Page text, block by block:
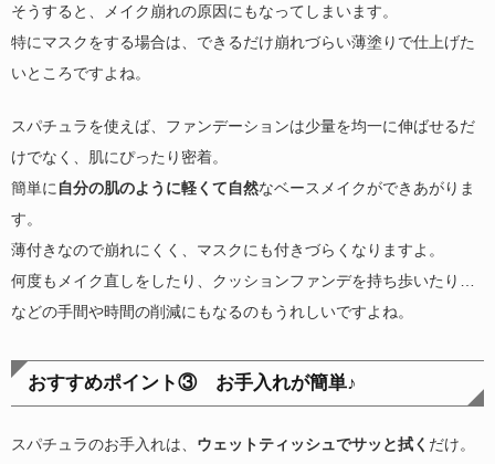
そうすると、メイク崩れの原因にもなってしまいます。
特にマスクをする場合は、できるだけ崩れづらい薄塗りで仕上げた
いところですよね。
スパチュラを使えば、ファンデーションは少量を均一に伸ばせるだ
けでなく、肌にぴったり密着。
簡単に 自分の肌のように軽くて自然なベースメイクができあがりま
す。
薄付きなので崩れにくく、マスクにも付きづらくなりますよ。
何度もメイク直しをしたり、クッションファンデを持ち歩いたり…
などの手間や時間の削減にもなるのもうれしいですよね。
おすすめポイント③ お手入れが簡単♪
スパチュラのお手入れは、 ウェットティッシュでサッと拭く だけ。